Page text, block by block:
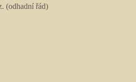
(odhadní řád)